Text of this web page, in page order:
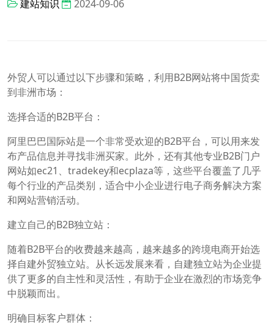
建站知识 2024-09-06
外贸人可以通过以下步骤和策略，利用B2B网站将中国货卖
到非洲市场：
选择合适的B2B平台：
阿里巴巴国际站是一个非常受欢迎的B2B平台，可以用来发
布产品信息并寻找非洲买家。此外，还有其他专业B2B门户
网站如ec21、tradekey和ecplaza等，这些平台覆盖了几乎
每个行业的产品类别，适合中小企业进行电子商务解决方案
和网站营销活动。
建立自己的B2B独立站：
随着B2B平台的收费越来越高，越来越多的跨境电商开始选
择自建外贸独立站。从长远发展来看，自建独立站为企业提
供了更多的自主性和灵活性，有助于企业在激烈的市场竞争
中脱颖而出。
明确目标客户群体：